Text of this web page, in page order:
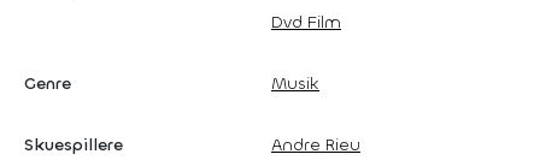
Dvd Film
Genre Musik
Skuespillere Andre Rieu